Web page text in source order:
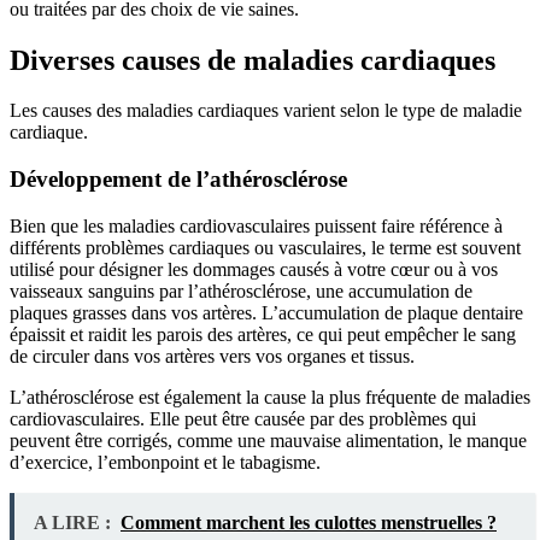
ou traitées par des choix de vie saines.
Diverses causes de maladies cardiaques
Les causes des maladies cardiaques varient selon le type de maladie
cardiaque.
Développement de l’athérosclérose
Bien que les maladies cardiovasculaires puissent faire référence à
différents problèmes cardiaques ou vasculaires, le terme est souvent
utilisé pour désigner les dommages causés à votre cœur ou à vos
vaisseaux sanguins par l’athérosclérose, une accumulation de
plaques grasses dans vos artères. L’accumulation de plaque dentaire
épaissit et raidit les parois des artères, ce qui peut empêcher le sang
de circuler dans vos artères vers vos organes et tissus.
L’athérosclérose est également la cause la plus fréquente de maladies
cardiovasculaires. Elle peut être causée par des problèmes qui
peuvent être corrigés, comme une mauvaise alimentation, le manque
d’exercice, l’embonpoint et le tabagisme.
A LIRE : Comment marchent les culottes menstruelles ?